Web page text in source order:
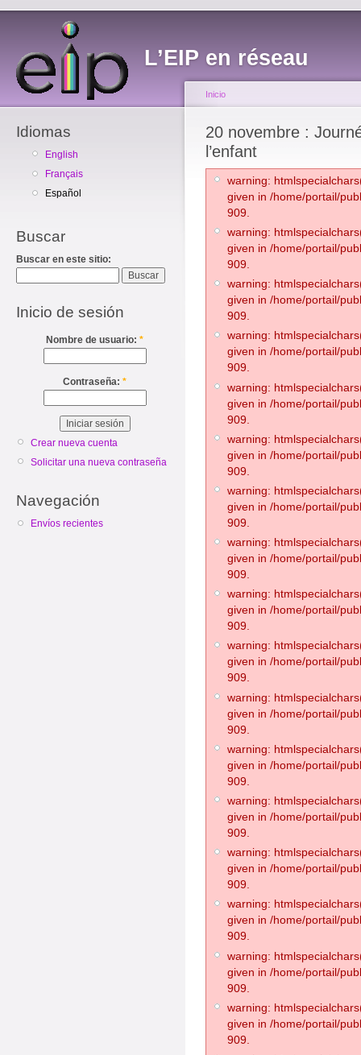
L’EIP en réseau
Idiomas
English
Français
Español
Buscar
Buscar en este sitio:
Inicio de sesión
Nombre de usuario: *
Contraseña: *
Crear nueva cuenta
Solicitar una nueva contraseña
Navegación
Envíos recientes
Inicio
20 novembre :
l’enfant
warning:
given in /home/portail/
909.
warning:
given in /home/portail/
909.
warning:
given in /home/portail/
909.
warning:
given in /home/portail/
909.
warning:
given in /home/portail/
909.
warning:
given in /home/portail/
909.
warning:
given in /home/portail/
909.
warning:
given in /home/portail/
909.
warning:
given in /home/portail/
909.
warning:
given in /home/portail/
909.
warning:
given in /home/portail/
909.
warning:
given in /home/portail/
909.
warning:
given in /home/portail/
909.
warning:
given in /home/portail/
909.
warning:
given in /home/portail/
909.
warning:
given in /home/portail/
909.
warning:
given in /home/portail/
909.